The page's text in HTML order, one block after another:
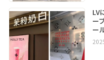
LV
ー
ー